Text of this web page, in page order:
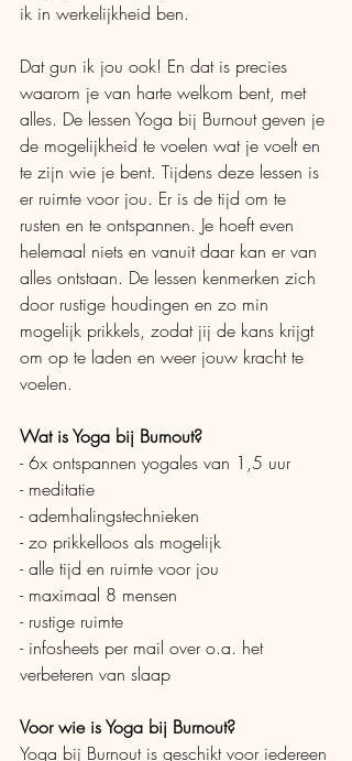
ik in werkelijkheid ben.
Dat gun ik jou ook! En dat is precies
waarom je van harte welkom bent, met
alles. De lessen Yoga bij Burnout geven je
de mogelijkheid te voelen wat je voelt en
te zijn wie je bent. Tijdens deze lessen is
er ruimte voor jou. Er is de tijd om te
rusten en te ontspannen. Je hoeft even
helemaal niets en vanuit daar kan er van
alles ontstaan. De lessen kenmerken zich
door rustige houdingen en zo min
mogelijk prikkels, zodat jij de kans krijgt
om op te laden en weer jouw kracht te
voelen.
Wat is Yoga bij Burnout?
- 6x ontspannen yogales van 1,5 uur
- meditatie
- ademhalingstechnieken
- zo prikkelloos als mogelijk
- alle tijd en ruimte voor jou
- maximaal 8 mensen
- rustige ruimte
- infosheets per mail over o.a. het
verbeteren van slaap
Voor wie is Yoga bij Burnout?
Yoga bij Burnout is geschikt voor iedereen